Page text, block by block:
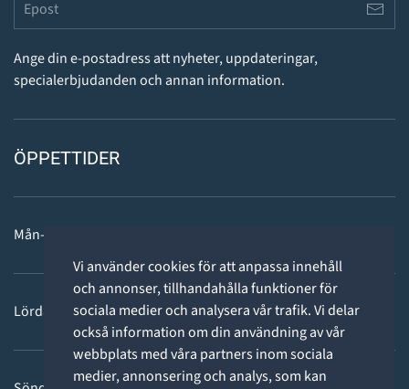
Vi använder cookies för att anpassa innehåll
och annonser, tillhandahålla funktioner för
sociala medier och analysera vår trafik. Vi delar
också information om din användning av vår
webbplats med våra partners inom sociala
medier, annonsering och analys, som kan
Ange din e-postadress att nyheter, uppdateringar,
specialerbjudanden och annan information.
ÖPPETTIDER
Mån-fre: 11 - 18
Lördag: 11-15